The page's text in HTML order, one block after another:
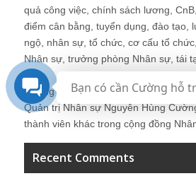
quả công việc, chính sách lương,
điểm cân bằng, tuyển dụng, đào tạo,
ngộ, nhân sự, tổ chức, cơ cấu tổ
Nhân sự, trưởng phòng Nhân sự, tái
Những bài viết tại blog được chia sẻ
Quản trị Nhân sự Nguyễn Hùng
thành viên khác trong cộng đồng
Recent Comments
Bạn có cần Cường hỗ